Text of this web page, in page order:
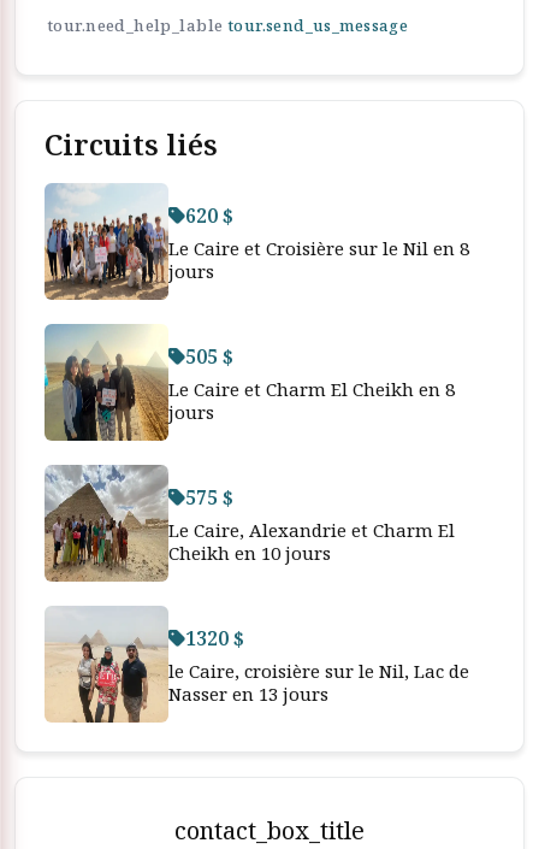
tour.need_help_lable tour.send_us_message
Circuits liés
620 $
Le Caire et Croisière sur le Nil en 8
jours
505 $
Le Caire et Charm El Cheikh en 8
jours
575 $
Le Caire, Alexandrie et Charm El
Cheikh en 10 jours
1320 $
le Caire, croisière sur le Nil, Lac de
Nasser en 13 jours
contact_box_title